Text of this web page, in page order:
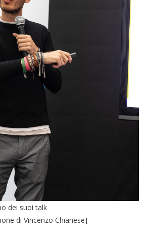
dei suoi talk
di Vincenzo Chianese]